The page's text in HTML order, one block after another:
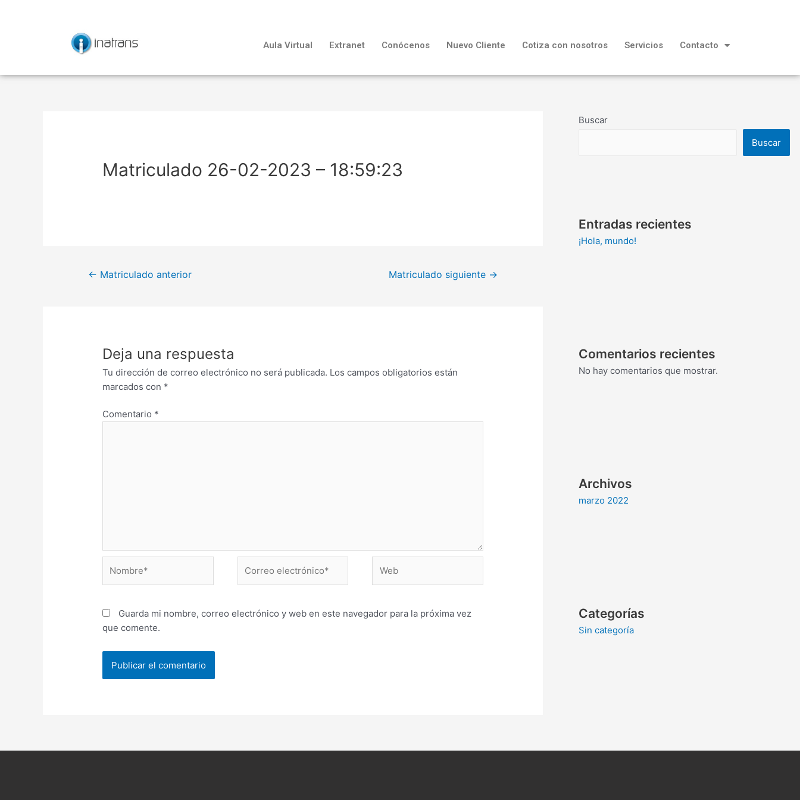
Aula Virtual Extranet Conócenos Nuevo Cliente Cotiza con nosotros Servicios Contacto
Matriculado 26-02-2023 – 18:59:23
entradas
← Matriculado anterior Matriculado siguiente →
Deja una respuesta
Tu dirección de correo electrónico no será publicada. Los campos obligatorios están
marcados con *
Comentario *
electrónico*
Guarda mi nombre, correo electrónico y web en este navegador para la próxima vez
que comente.
Buscar
Buscar
Entradas recientes
¡Hola, mundo!
Comentarios recientes
No hay comentarios que mostrar.
Archivos
marzo 2022
Categorías
Sin categoría